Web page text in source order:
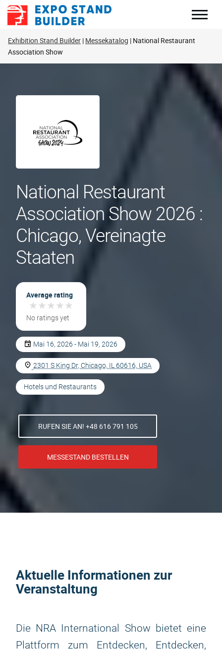
Zum
Inhalt
Exhibition Stand Builder Messekatalog National Restaurant
Association Show
National Restaurant
Association Show 2026 :
Chicago, Vereinagte
Staaten
Average rating
★★★★★
★★★★★
No ratings yet
Mai 16, 2026 - Mai 19, 2026
2301 S King Dr, Chicago, IL 60616, USA
Hotels und Restaurants
RUFEN SIE AN! +48 616 791 105
MESSESTAND BESTELLEN
Aktuelle Informationen zur
Veranstaltung
Die NRA International Show bietet eine
Plattform zum Entdecken, Entdecken,